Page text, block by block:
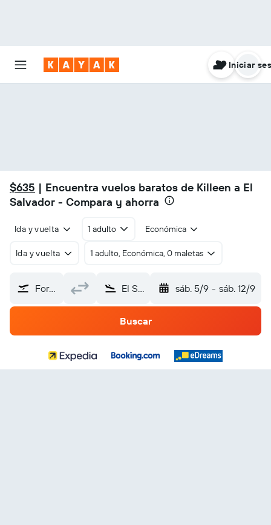
Iniciar
$635 | Encuentra vuelos baratos de Killeen a El
Salvador - Compara y ahorra
Ida y vuelta 1 adulto Económica
Ida y vuelta 1 adulto, Económica, 0 maletas
Fort Hood Regional (GRK) El Salvador sáb. 5/9 - sáb. 12/9
Buscar